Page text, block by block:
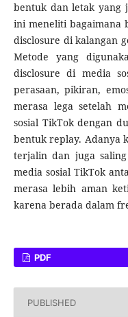
bentuk dan letak yang
ini meneliti bagaimana
disclosure di kalangan
Metode yang
disclosure di media
perasaan, pikiran,
merasa lega setelah
sosial TikTok dengan
bentuk replay. Adanya
terjalin dan juga
media sosial TikTok
merasa lebih aman
karena berada dalam
PDF
PUBLISHED